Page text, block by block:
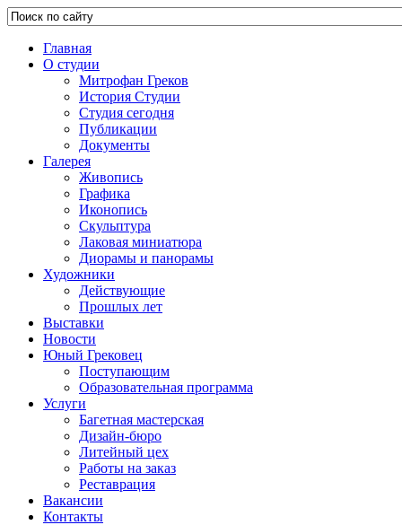
Главная
О студии
Митрофан Греков
История Студии
Студия сегодня
Публикации
Документы
Галерея
Живопись
Графика
Иконопись
Скульптура
Лаковая миниатюра
Диорамы и панорамы
Художники
Действующие
Прошлых лет
Выставки
Новости
Юный Грековец
Поступающим
Образовательная программа
Услуги
Багетная мастерская
Дизайн-бюро
Литейный цех
Работы на заказ
Реставрация
Вакансии
Контакты